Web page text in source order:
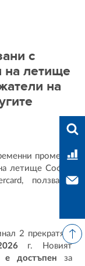
с
на летище
на
промени,
летище София
ползващи
2 прекратява
г. Новият
е достъпен за